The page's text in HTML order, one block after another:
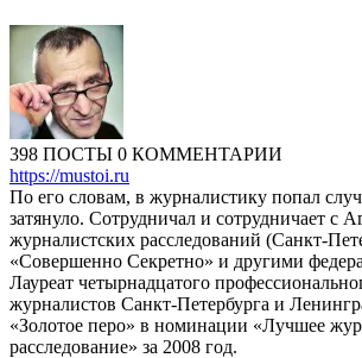
398 ПОСТЫ 0 КОММЕНТАРИИ
https://mustoi.ru
По его словам, в журналистику попал
затянуло. Сотрудничал и сотрудничает с
журналистских расследований (Санкт-
«Совершенно Секретно» и другими
Лауреат четырнадцатого
журналистов Санкт-Петербурга и
«Золотое перо» в номинации «Лучшее
расследование» за 2008 год.